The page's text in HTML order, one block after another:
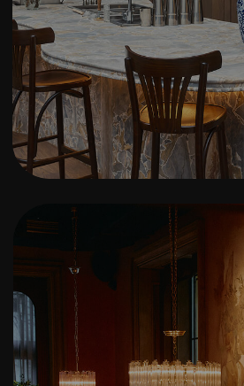
SALONE МОСКВА